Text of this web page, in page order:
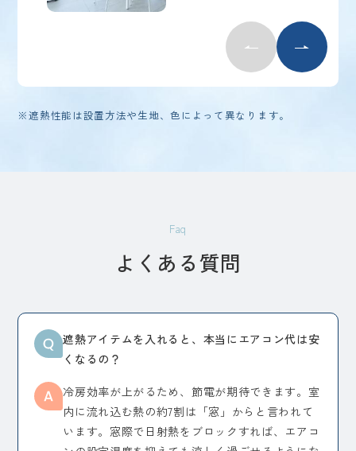
※遮熱性能は設置方法や生地、色によって異なります。
Faq
よくある質問
遮熱アイテムを入れると、本当にエアコン代は安
くなるの？
冷房効率が上がるため、節電が期待できます。室
内に流れ込む熱の約7割は「窓」からと言われて
います。窓際で日射熱をブロックすれば、エアコ